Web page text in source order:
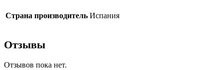
Страна производитель Испания
Отзывы
Отзывов пока нет.